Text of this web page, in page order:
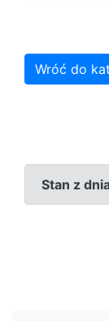
Wróć do
Stan z